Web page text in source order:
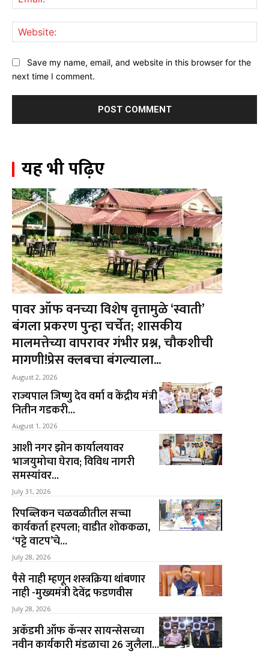
Save my name, email, and website in this browser for the
next time I comment.
यह भी पढ़िए
पावर ऑफ वनच्या विशेष वृत्तामुळे ‘स्वाती’
बंगला प्रकरण पुन्हा चर्चेत; शासकीय
मालमत्तेच्या वापरावर गंभीर प्रश्न, चौकशीची
मागणी!प्रेस क्लबचा बंगल्याला...
August 2, 2026
राज्यपाल जिष्णु देव वर्मा व केंद्रीय मंत्री
नितीन गडकरी...
August 1, 2026
आशी नगर झोन कार्यालयावर
भाजयुमोचा घेराव; विविध नागरी
समस्यांवर...
July 31, 2026
रिपब्लिकन चळवळीतील सच्चा
कार्यकर्ता हरपला; वाडीत शोककळा,
‘पट्टे वाटप’चे...
July 28, 2026
पैसे नाही म्हणून शस्त्रक्रिया थांबणार
नाही -मुख्यमंत्री देवेंद्र फडणवीस
July 28, 2026
अकॅडमी ऑफ कॅन्सर सायन्सेसच्या
नवीन कार्यकारी मंडळाचा 26 जुलैला...